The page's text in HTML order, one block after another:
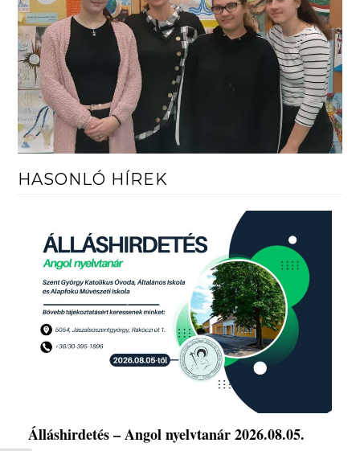
HASONLÓ HÍREK
Álláshirdetés – Angol nyelvtanár 2026.08.05.